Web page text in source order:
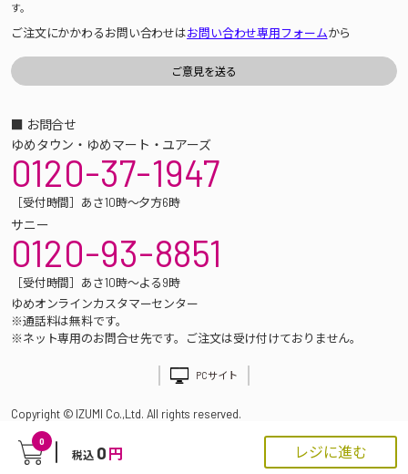
0
税込 0 円 レジに進む
す。
ご注文にかかわるお問い合わせはお問い合わせ専用フォームから
■ お問合せ
ゆめタウン・ゆめマート・ユアーズ
0120-37-1947
［受付時間］あさ10時～夕方6時
サニー
0120-93-8851
［受付時間］あさ10時～よる9時
ゆめオンラインカスタマーセンター
※通話料は無料です。
※ネット専用のお問合せ先です。ご注文は受け付けておりません。
PCサイト
Copyright © IZUMI Co.,Ltd. All rights reserved.